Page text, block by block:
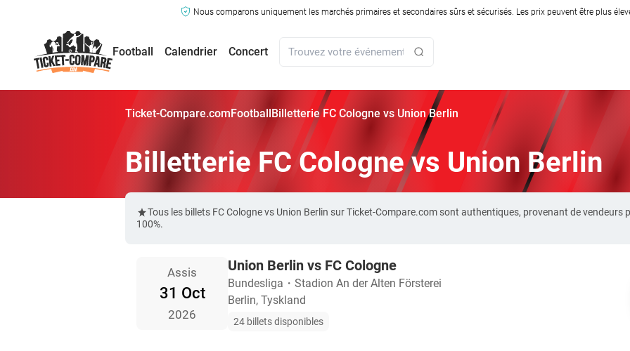
Nous comparons uniquement les marchés primaires et secondaires sûrs et sécurisés. Les prix peuvent être plus
Football Calendrier Concert
Ticket-Compare.comFootballBilletterie FC Cologne vs Union Berlin
Billetterie FC Cologne vs Union Berlin
Tous les billets FC Cologne vs Union Berlin sur Ticket-Compare.com sont authentiques, provenant de
100%.
Assis
31 Oct
2026
Union Berlin vs FC Cologne
Bundesliga ・ Stadion An der Alten Försterei
Berlin, Tyskland
24 billets disponibles